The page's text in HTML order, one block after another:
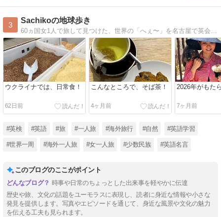
3
Sachikoの地球歩き
60ヵ国女1人で旅して見つけた、世界の「へぇ〜」を名古屋で英会話教室を経営するがサチコが綴ります。
ウクライナでは、日常食！
62日前
こんなところで、そば茶！
4ヶ月前
2026年がもた
7ヶ月前
#英検 #英語 #旅 #一人旅 #海外旅行 #自然 #英語学習
#世界一周 #海外一人旅 #女一人旅 #少数民族 #英語名言
このブログのここがポイント
時事や日常のちょっとした出来事を軽やかに伝達
歴史や旅、文化の話題をユーモラスに表現し、読者に身近な情報や小さな
発見を提供します。写真やエピソードを通じて、身近な風景や文化の魅力
を伝える工夫も見られます。